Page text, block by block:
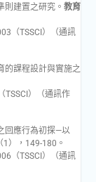
建置之研究。 教育
（TSSCI）（通訊
的課程設計與實施之
）（通訊作
回應行為初探—以
1），149-180。
（TSSCI）（通訊